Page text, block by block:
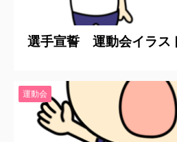
選手宣誓 運動会イラ
運動会